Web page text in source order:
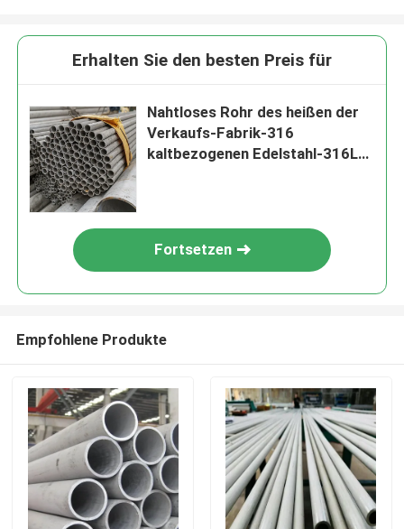
Erhalten Sie den besten Preis für
Nahtloses Rohr des heißen der
Verkaufs-Fabrik-316
kaltbezogenen Edelstahl-316L
Fortsetzen
Empfohlene Produkte